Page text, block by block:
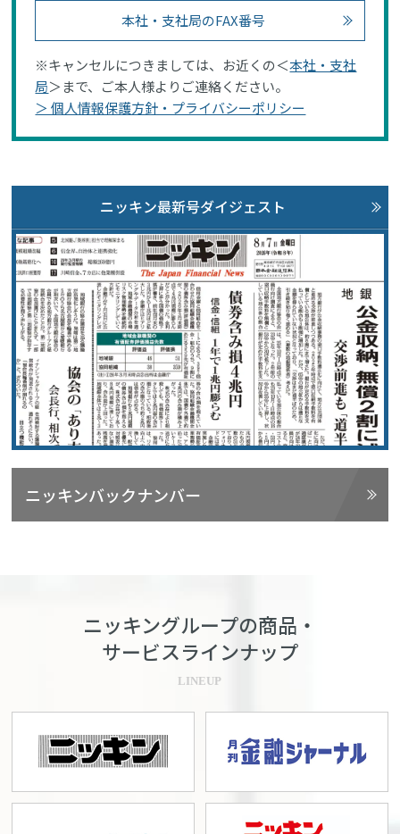
本社・支社局のFAX番号
※キャンセルにつきましては、お近くの＜本社・支社
局＞まで、ご本人様よりご連絡ください。
＞ 個人情報保護方針・プライバシーポリシー
ニッキン最新号ダイジェスト
ニッキンバックナンバー
ニッキングループの商品・
サービスラインナップ
LINEUP